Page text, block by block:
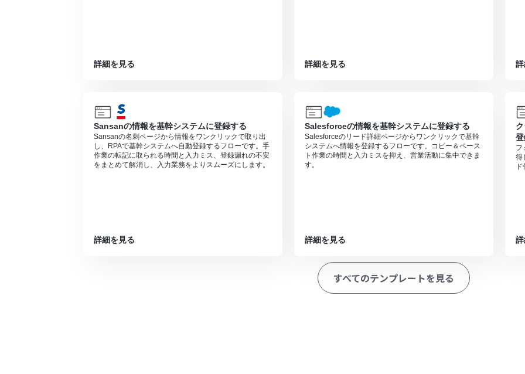
詳細を見る 詳細を見る
Sansanの情報を基幹システムに登録する
Sansanの名刺ページから情報をワンクリックで取り出
し、RPAで基幹システムへ自動登録するフローです。手
作業の転記に取られる時間と入力ミス、登録漏れの不安
をまとめて解消し、入力業務をよりスムーズにします。
詳細を見る
Salesforceの情報を基幹システムに登録する
Salesforceのリード詳細ページからワンクリックで基幹
システムへ情報を登録するフローです。コピー＆ペース
ト作業の時間と入力ミスを抑え、営業活動に集中できま
す。
詳細を見る
フ
得
すべてのテンプレートを見る